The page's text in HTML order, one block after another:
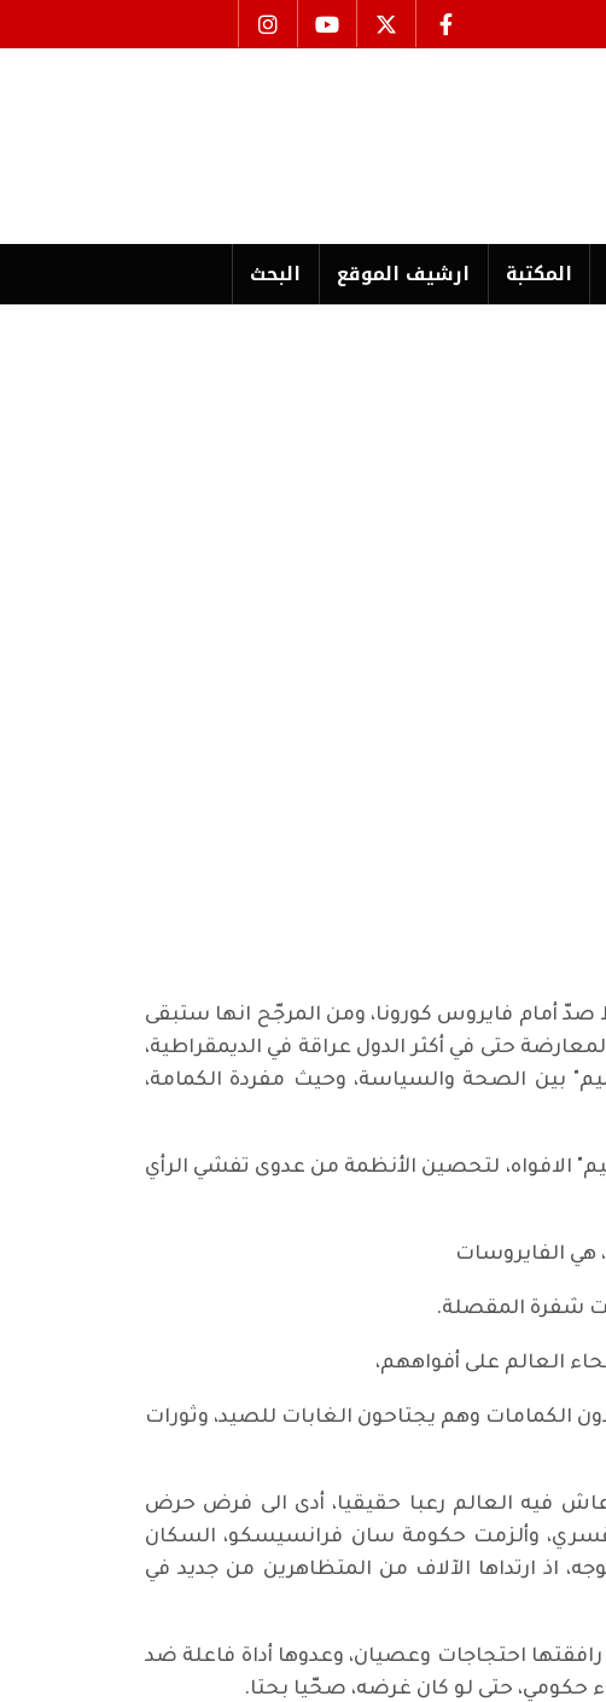
المكتبة ارشیف الموقع البحث
أمام فايروس كورونا، ومن المرجّح انها ستبقى
حتى في أكثر الدول عراقة في الديمقراطية،
مفهوم "التكميم" بين الصحة والسياسة، وحيث مفردة الكمامة،
بيرغر، كان هناك "تكميم" الافواه، لتحصين الأنظمة من عدوى تفشي الرأي
هي الفايروسات
شفرة المقصلة.
العالم على أفواههم،
الكمامات وهم يجتاحون الغابات للصيد، وثورات
قرن من الزمن، عاش فيه العالم رعبا حقيقيا، أدى الى فرض حرض
وألزمت حكومة سان فرانسيسكو، السكان
نصف الوجه، اذ ارتداها الآلاف من المتظاهرين من جديد في
احتجاجات وعصيان، وعدوها أداة فاعلة ضد
حكومي، حتى لو كان غرضه، صحّيا بحتا.